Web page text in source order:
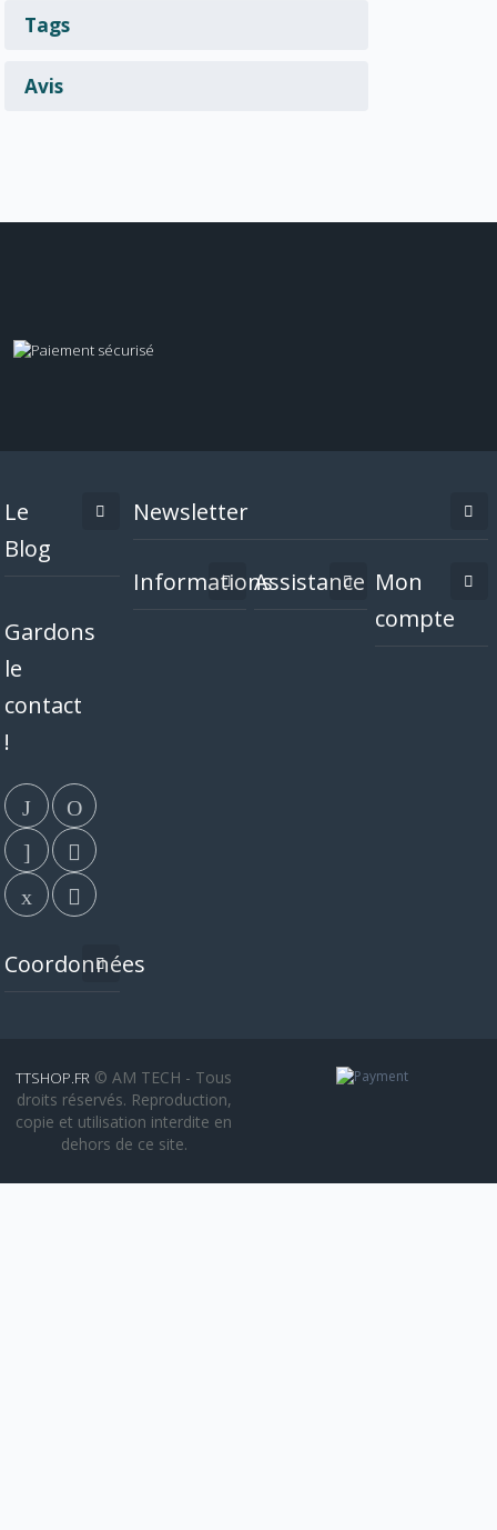
Tags
Avis
Le
Blog
Gardons
le
contact
!
Coordonnées
Newsletter
InformationsAssistance Mon
compte
TTSHOP.FR © AM TECH - Tous
droits réservés. Reproduction,
copie et utilisation interdite en
dehors de ce site.